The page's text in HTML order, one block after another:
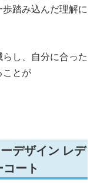
踏み込んだ理解に
し、自分に合った
ことが
デザイン レデ
ート